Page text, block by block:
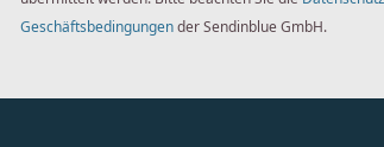
Geschäftsbedingungender Sendinblue GmbH.